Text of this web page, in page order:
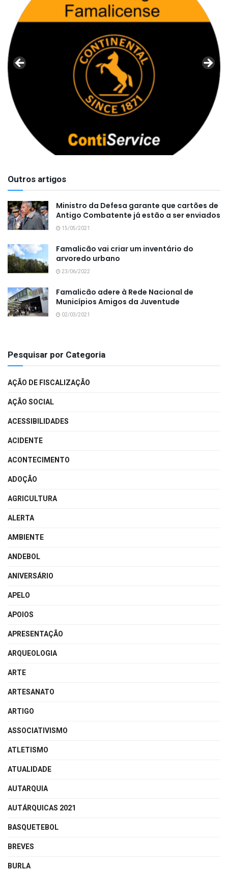
Outros artigos
Ministro da Defesa garante que cartões de
Antigo Combatente já estão a ser enviados
15/05/2021
Famalicão vai criar um inventário do
arvoredo urbano
23/06/2022
Famalicão adere à Rede Nacional de
Municípios Amigos da Juventude
02/03/2021
Pesquisar por Categoria
AÇÃO DE FISCALIZAÇÃO
AÇÃO SOCIAL
ACESSIBILIDADES
ACIDENTE
ACONTECIMENTO
ADOÇÃO
AGRICULTURA
ALERTA
AMBIENTE
ANDEBOL
ANIVERSÁRIO
APELO
APOIOS
APRESENTAÇÃO
ARQUEOLOGIA
ARTE
ARTESANATO
ARTIGO
ASSOCIATIVISMO
ATLETISMO
ATUALIDADE
AUTARQUIA
AUTÁRQUICAS 2021
BASQUETEBOL
BREVES
BURLA